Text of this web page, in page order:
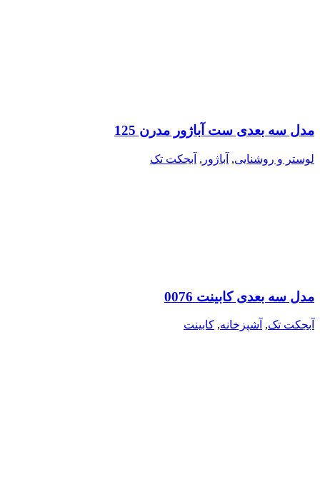
مدل سه بعدی ست آباژور مدرن 125
لوستر و روشنایی, آباژور , آبجکت تک
مدل سه بعدی کابینت 0076
آبجکت تک, آشپزخانه, کابینت